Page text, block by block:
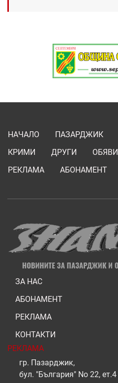
НАЧАЛО ПАЗАРДЖИК
КРИМИ
ДРУГИ ОБЯВИ
РЕКЛАМА
АБОНАМЕНТ
ЗА НАС
АБОНАМЕНТ
РЕКЛАМА
КОНТАКТИ
РЕКЛАМА
гр. Пазарджик,
бул. "България" No 22, ет.4